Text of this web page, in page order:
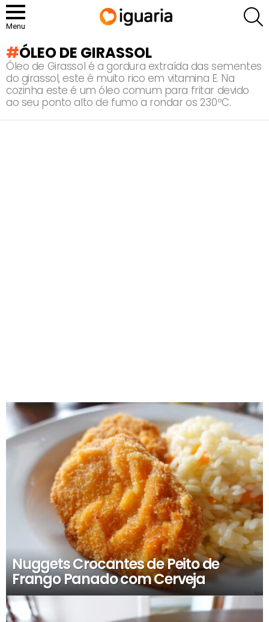
Menu
ÓLEO DE GIRASSOL
Óleo de Girassol é a gordura extraída das sementes
do girassol, este é muito rico em vitamina E. Na
cozinha este é um óleo comum para fritar devido
ao seu ponto alto de fumo a rondar os 230ºC.
RECOMENDADOS
Nuggets Crocantes de Peito de
Frango Panado com Cerveja